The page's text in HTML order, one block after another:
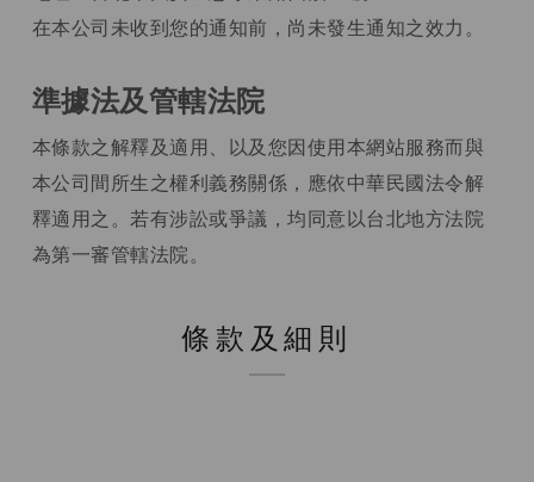
在本公司未收到您的通知前，尚未發生通知之效力。
準據法及管轄法院
本條款之解釋及適用、以及您因使用本網站服務而與
本公司間所生之權利義務關係，應依中華民國法令解
釋適用之。若有涉訟或爭議，均同意以台北地方法院
為第一審管轄法院。
條款及細則